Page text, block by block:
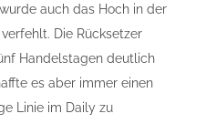
auch das Hoch in der
Die Rücksetzer
Handelstagen deutlich
es aber immer einen
Linie im Daily zu